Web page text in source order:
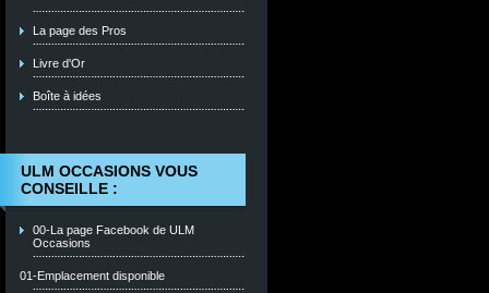
La page des Pros
Livre d'Or
Boîte à idées
ULM OCCASIONS VOUS
CONSEILLE :
00-La page Facebook de ULM
Occasions
01-Emplacement disponible